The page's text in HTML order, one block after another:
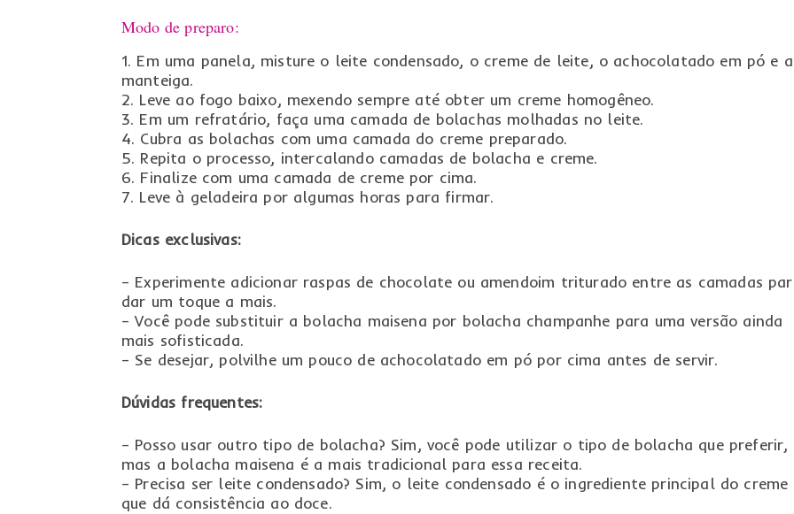
Modo de preparo:
1. Em uma panela, misture o leite condensado, o creme de leite, o achocolatado em pó e a
manteiga.
2. Leve ao fogo baixo, mexendo sempre até obter um creme homogêneo.
3. Em um refratário, faça uma camada de bolachas molhadas no leite.
4. Cubra as bolachas com uma camada do creme preparado.
5. Repita o processo, intercalando camadas de bolacha e creme.
6. Finalize com uma camada de creme por cima.
7. Leve à geladeira por algumas horas para firmar.
Dicas exclusivas:
– Experimente adicionar raspas de chocolate ou amendoim triturado entre as camadas
dar um toque a mais.
– Você pode substituir a bolacha maisena por bolacha champanhe para uma versão ainda
mais sofisticada.
– Se desejar, polvilhe um pouco de achocolatado em pó por cima antes de servir.
Dúvidas frequentes:
– Posso usar outro tipo de bolacha? Sim, você pode utilizar o tipo de bolacha que preferir,
mas a bolacha maisena é a mais tradicional para essa receita.
– Precisa ser leite condensado? Sim, o leite condensado é o ingrediente principal do creme
que dá consistência ao doce.